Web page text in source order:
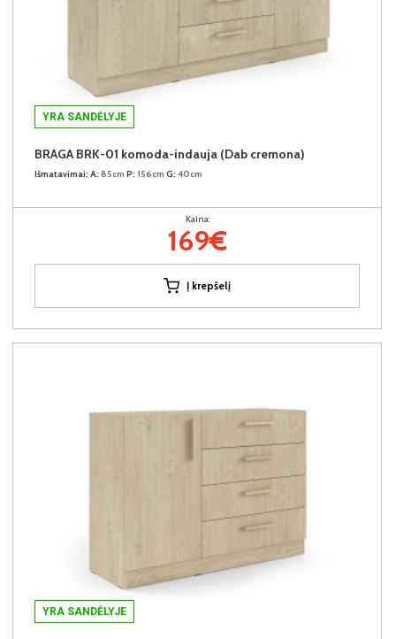
YRA SANDĖLYJE
BRAGA BRK-01 komoda-indauja (Dab cremona)
Išmatavimai: A: 85cm P: 156cm G: 40cm
Kaina:
169€
Į krepšelį
YRA SANDĖLYJE